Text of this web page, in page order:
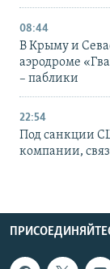
08:44
В Крыму и
аэродроме
– паблики
22:54
Под санкции
компании,